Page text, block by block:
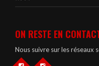
ON RESTE EN
Nous suivre sur les réseaux